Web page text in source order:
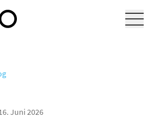
Juni 2026